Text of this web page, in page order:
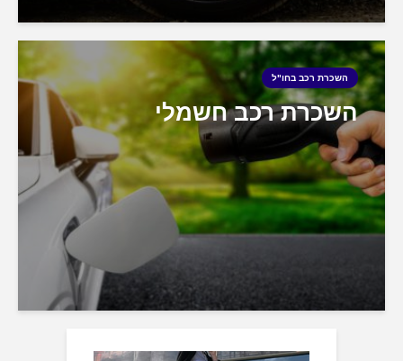
השכרת רכב בחו"ל
השכרת רכב חשמלי